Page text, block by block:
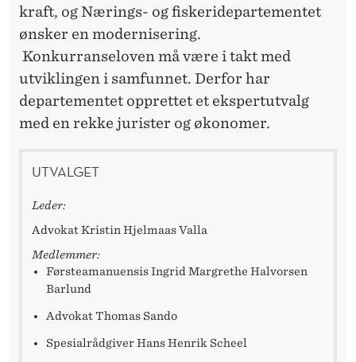
kraft, og Nærings- og fiskeridepartementet
ønsker en modernisering.
Konkurranseloven må være i takt med
utviklingen i samfunnet. Derfor har
departementet opprettet et ekspertutvalg
med en rekke jurister og økonomer.
UTVALGET
Leder:
Advokat Kristin Hjelmaas Valla
Medlemmer:
Førsteamanuensis Ingrid Margrethe Halvorsen
Barlund
Advokat Thomas Sando
Spesialrådgiver Hans Henrik Scheel